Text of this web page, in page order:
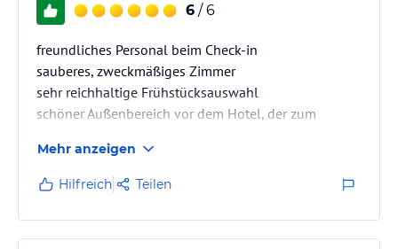
6 / 6
freundliches Personal beim Check-in
sauberes, zweckmäßiges Zimmer
sehr reichhaltige Frühstücksauswahl
schöner Außenbereich vor dem Hotel, der zum
Mehr anzeigen
Hilfreich Teilen